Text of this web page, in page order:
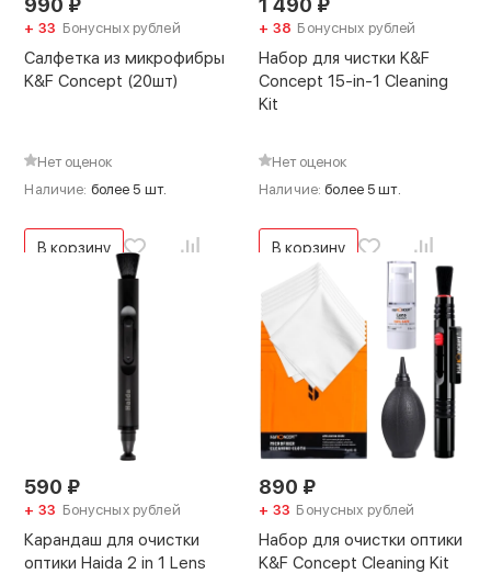
990 ₽
+ 33 Бонусных рублей
Салфетка из микрофибры
K&F Concept (20шт)
Нет оценок
Наличие: более 5 шт.
В корзину
1 490 ₽
+ 38 Бонусных рублей
Набор для чистки K&F
Concept 15-in-1 Cleaning
Kit
Нет оценок
Наличие:более 5 шт.
В корзину
590 ₽
+ 33 Бонусных рублей
Карандаш для очистки
оптики Haida 2 in 1 Lens
890 ₽
+ 33 Бонусных рублей
Набор для очистки оптики
K&F Concept Cleaning Kit